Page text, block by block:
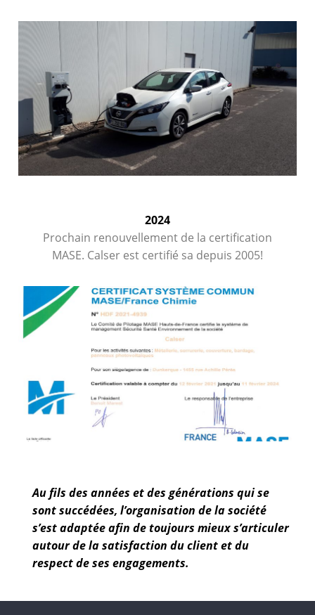
2024
Prochain renouvellement de la certification
MASE. Calser est certifié sa depuis 2005!
Au fils des années et des générations qui se
sont succédées, l’organisation de la société
s’est adaptée afin de toujours mieux s’articuler
autour de la satisfaction du client et du
respect de ses engagements.